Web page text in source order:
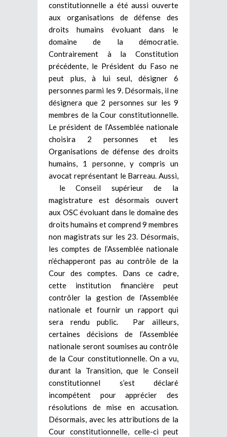
constitutionnelle a été aussi ouverte
aux organisations de défense des
droits humains évoluant dans le
domaine de la démocratie.
Contrairement à la Constitution
précédente, le Président du Faso ne
peut plus, à lui seul, désigner 6
personnes parmi les 9. Désormais, il ne
désignera que 2 personnes sur les 9
membres de la Cour constitutionnelle.
Le président de l’Assemblée nationale
choisira 2 personnes et les
Organisations de défense des droits
humains, 1 personne, y compris un
avocat représentant le Barreau. Aussi,
le Conseil supérieur de la
magistrature est désormais ouvert
aux OSC évoluant dans le domaine des
droits humains et comprend 9 membres
non magistrats sur les 23. Désormais,
les comptes de l’Assemblée nationale
n’échapperont pas au contrôle de la
Cour des comptes. Dans ce cadre,
cette institution financière peut
contrôler la gestion de l’Assemblée
nationale et fournir un rapport qui
sera rendu public. Par ailleurs,
certaines décisions de l’Assemblée
nationale seront soumises au contrôle
de la Cour constitutionnelle. On a vu,
durant la Transition, que le Conseil
constitutionnel s’est déclaré
incompétent pour apprécier des
résolutions de mise en accusation.
Désormais, avec les attributions de la
Cour constitutionnelle, celle-ci peut